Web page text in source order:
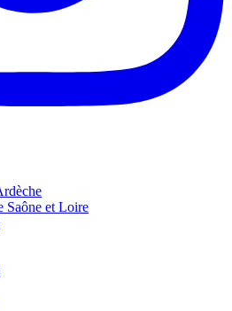
Saône et Loire